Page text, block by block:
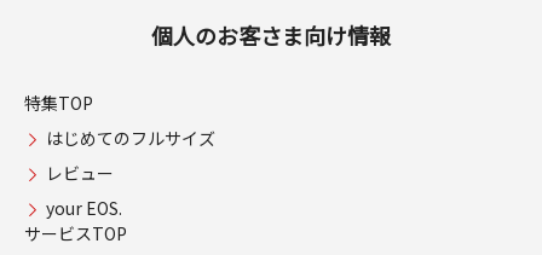
個人のお客さま向け情報
特集TOP
はじめてのフルサイズ
レビュー
your EOS.
サービスTOP